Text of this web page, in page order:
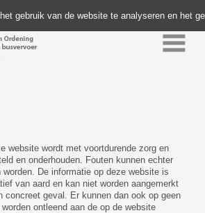
gebruik van de website te analyseren en het
website wordt met voortdurende zorg en
en onderhouden. Fouten kunnen echter
De informatie op deze website is
van aard en kan niet worden aangemerkt
concreet geval. Er kunnen dan ook op geen
ontleend aan de op de website